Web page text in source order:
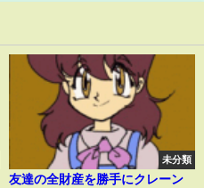
未分類
友達の全財産を勝手にクレーン